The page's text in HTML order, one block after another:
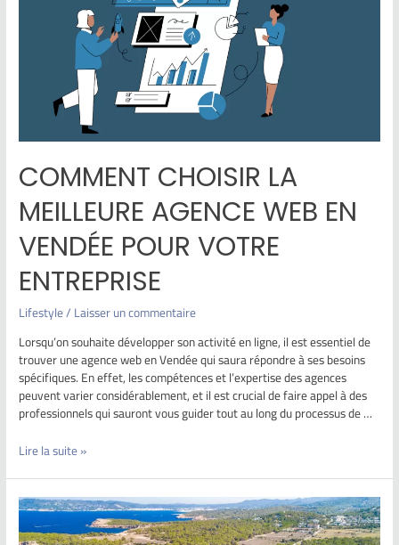
COMMENT CHOISIR LA
MEILLEURE AGENCE WEB EN
VENDÉE POUR VOTRE
ENTREPRISE
Lifestyle/Laisser un commentaire
Lorsqu’on souhaite développer son activité en ligne, il est essentiel de
trouver une agence web en Vendée qui saura répondre à ses besoins
spécifiques. En effet, les compétences et l’expertise des agences
peuvent varier considérablement, et il est crucial de faire appel à des
professionnels qui sauront vous guider tout au long du processus de …
Lire la suite »